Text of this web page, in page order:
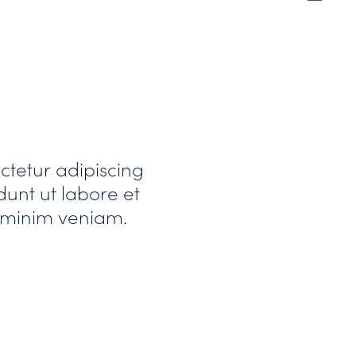
adipiscing
ut labore et
veniam.